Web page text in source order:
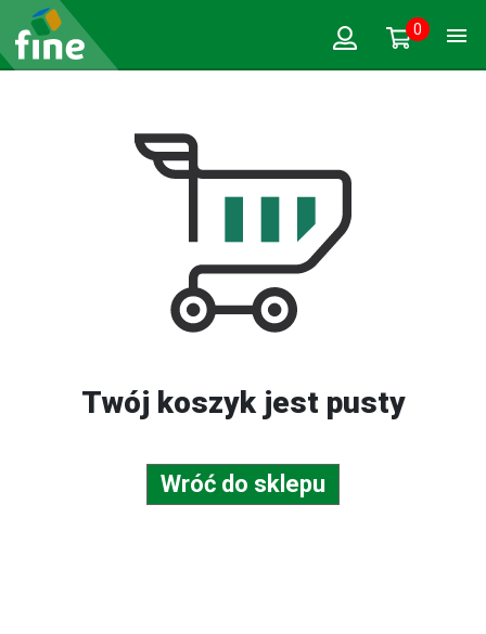
0
Twój koszyk jest pusty
Wróć do sklepu